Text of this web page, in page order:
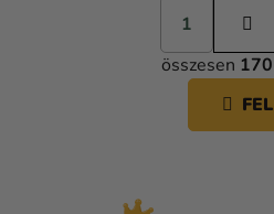
L
I
S
T
a
p
o
á
s
1
összesen 170
FEL